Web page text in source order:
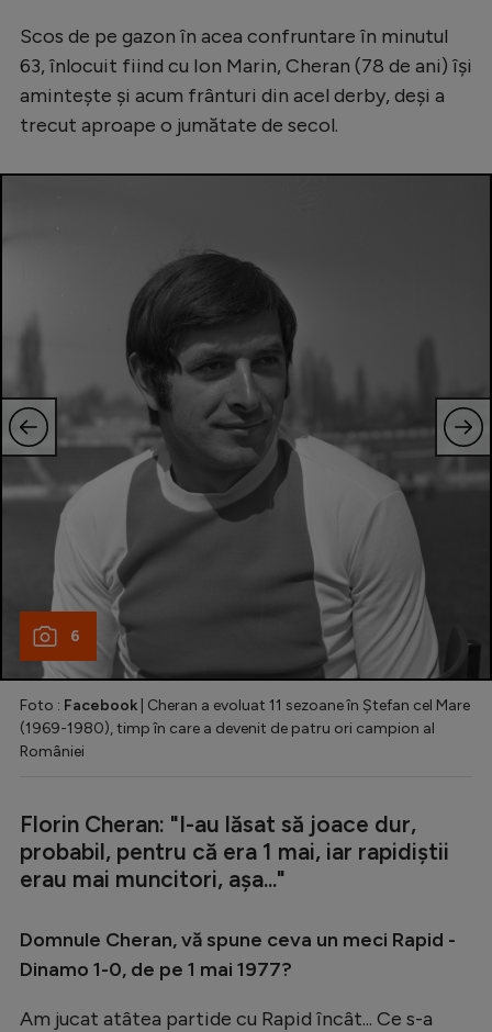
Scos de pe gazon în acea confruntare în minutul
63, înlocuit fiind cu Ion Marin, Cheran (78 de ani) își
amintește și acum frânturi din acel derby, deși a
trecut aproape o jumătate de secol.
6
Foto : Facebook | Cheran a evoluat 11 sezoane în Ștefan cel Mare
(1969-1980), timp în care a devenit de patru ori campion al
României
Florin Cheran: "I-au lăsat să joace dur,
probabil, pentru că era 1 mai, iar rapidiștii
erau mai muncitori, așa..."
Domnule Cheran, vă spune ceva un meci Rapid -
Dinamo 1-0, de pe 1 mai 1977?
Am jucat atâtea partide cu Rapid încât... Ce s-a